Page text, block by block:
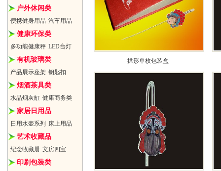
户外休闲类
便携健身用品 汽车用品
健康环保类
多功能健康秤 LED台灯
有机玻璃类
产品展示座架 钥匙扣
烟酒茶具类
水晶烟灰缸 健康商务类
家居日用品
日用水壶系列 床上用品
艺术收藏品
纪念收藏册 文房四宝
印刷包装类
拱形单枚包装盒